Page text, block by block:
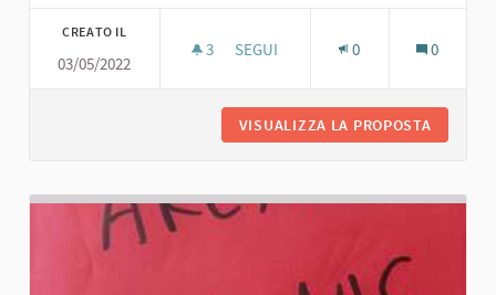
CREATO IL
03/05/2022
3 3 SOSTENITORI
SEGUI 0 0
VISUALIZZA LA PROPOSTA